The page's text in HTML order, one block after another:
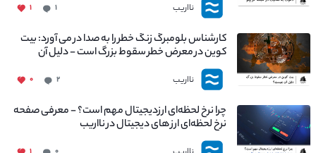
نااریب ۱ ۱
کارشناس بلومبرگ زنگ خطر را به صدا در می آورد: بیت
کوین در معرض خطر سقوط بزرگ است - دلیل آن
چیست؟
نااریب ۲ ۰
چرا نرخ لحظه‌ای ارزدیجیتال مهم است؟ - معرفی صفحه
نرخ لحظه‌ای ارز های دیجیتال در نااریب